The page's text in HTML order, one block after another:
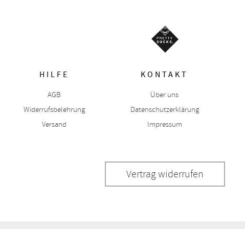
HILFE
AGB
Widerrufsbelehrung
Versand
KONTAKT
Über uns
Datenschutzerklärung
Impressum
Vertrag widerrufen